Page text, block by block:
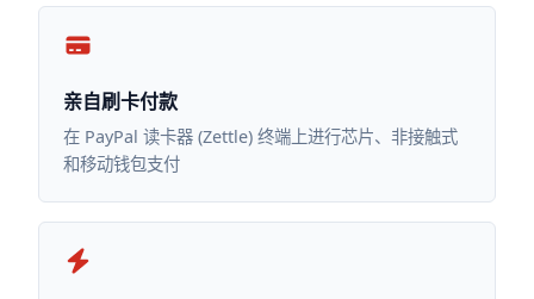
亲自刷卡付款
在 PayPal 读卡器 (Zettle) 终端上进行芯片、非接触式
和移动钱包支付